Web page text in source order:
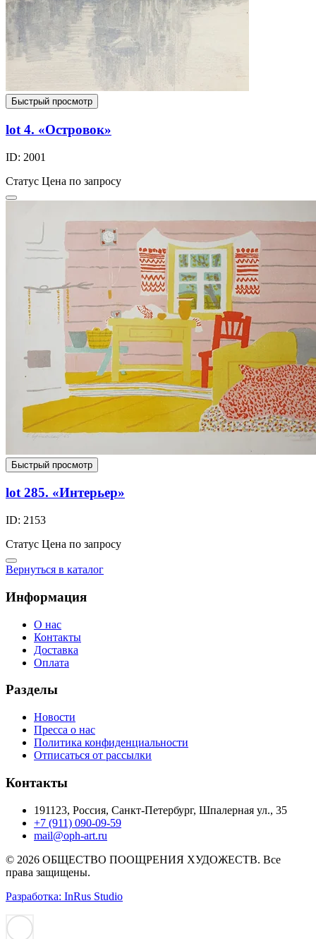
Быстрый просмотр
lot 4. «Островок»
ID: 2001
Статус Цена по запросу
Быстрый просмотр
lot 285. «Интерьер»
ID: 2153
Статус Цена по запросу
Вернуться в каталог
Информация
О нас
Контакты
Доставка
Оплата
Разделы
Новости
Пресса о нас
Политика конфиденциальности
Отписаться от рассылки
Контакты
191123, Россия, Санкт-Петербург, Шпалерная ул., 35
+7 (911) 090-09-59
mail@oph-art.ru
© 2026 ОБЩЕСТВО ПООЩРЕНИЯ ХУДОЖЕСТВ. Все
права защищены.
Разработка: InRus Studio